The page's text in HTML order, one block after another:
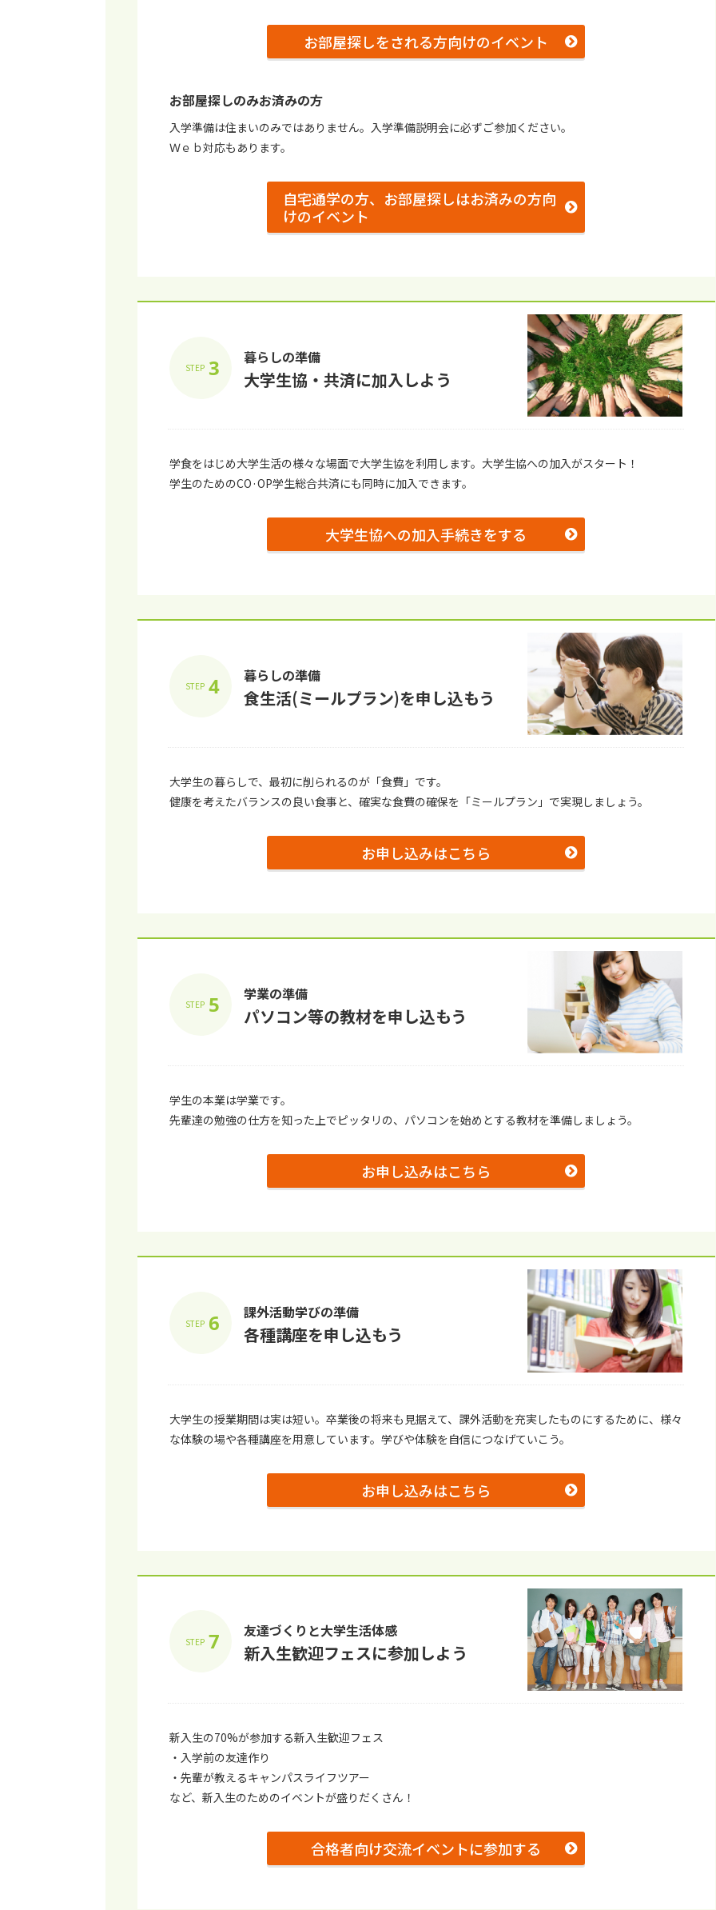
お部屋探しをされる方向けのイベント
お部屋探しのみお済みの⽅
⼊学準備は住まいのみではありません。⼊学準備説明会に必ずご参加ください。
Ｗｅｂ対応もあります。
自宅通学の方、お部屋探しはお済みの方向
けのイベント
STEP 3 暮らしの準備
⼤学⽣協・共済に加⼊しよう
学⾷をはじめ⼤学⽣活の様々な場⾯で⼤学⽣協を利⽤します。⼤学⽣協への加⼊がスタート！
学生のためのCO·OP学生総合共済にも同時に加入できます。
⼤学⽣協への加⼊⼿続きをする
STEP 4 暮らしの準備
⾷⽣活(ミールプラン)を申し込もう
⼤学⽣の暮らしで、最初に削られるのが「⾷費」です。
健康を考えたバランスの良い⾷事と、確実な⾷費の確保を「ミールプラン」で実現しましょう。
お申し込みはこちら
STEP 5 学業の準備
パソコン等の教材を申し込もう
学生の本業は学業です。
先輩達の勉強の仕方を知った上でピッタリの、パソコンを始めとする教材を準備しましょう。
お申し込みはこちら
STEP 6 課外活動学びの準備
各種講座を申し込もう
⼤学⽣の授業期間は実は短い。卒業後の将来も⾒据えて、課外活動を充実したものにするために、様々
な体験の場や各種講座を⽤意しています。学びや体験を⾃信につなげていこう。
お申し込みはこちら
STEP 7 友達づくりと⼤学⽣活体感
新⼊⽣歓迎フェスに参加しよう
新⼊⽣の70%が参加する新⼊⽣歓迎フェス
・⼊学前の友達作り
・先輩が教えるキャンパスライフツアー
など、新⼊⽣のためのイベントが盛りだくさん！
合格者向け交流イベントに参加する